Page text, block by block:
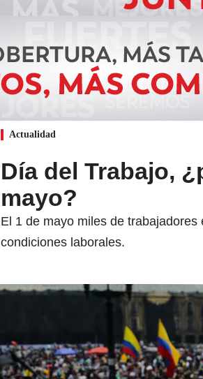
Actualidad
Día del Trabajo,
mayo?
El 1 de mayo miles de
condiciones laborales.